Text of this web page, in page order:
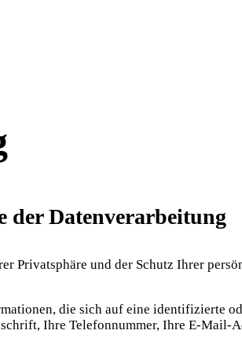
der Datenverarbeitung
Privatsphäre und der Schutz Ihrer
die sich auf eine identifizierte
Ihre Telefonnummer, Ihre E-Mail-